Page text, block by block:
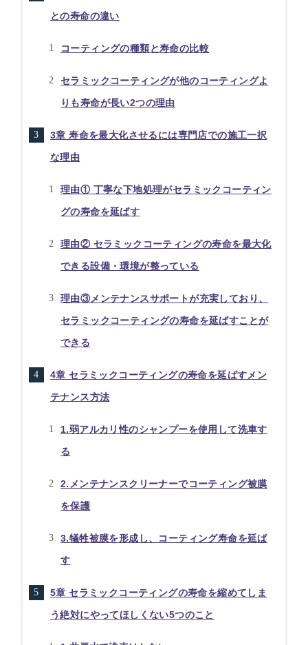
との寿命の違い
コーティングの種類と寿命の比較
セラミックコーティングが他のコーティングよ
りも寿命が長い2つの理由
3章 寿命を最大化させるには専門店での施工一択
な理由
理由① 丁寧な下地処理がセラミックコーティン
グの寿命を延ばす
理由② セラミックコーティングの寿命を最大化
できる設備・環境が整っている
理由③メンテナンスサポートが充実しており、
セラミックコーティングの寿命を延ばすことが
できる
4章 セラミックコーティングの寿命を延ばすメン
テナンス方法
1.弱アルカリ性のシャンプーを使用して洗車す
る
2.メンテナンスクリーナーでコーティング被膜
を保護
3.犠牲被膜を形成し、コーティング寿命を延ば
す
5章 セラミックコーティングの寿命を縮めてしま
う絶対にやってほしくない5つのこと